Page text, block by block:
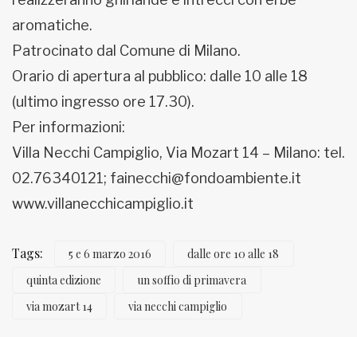
aromatiche.
Patrocinato dal Comune di Milano.
Orario di apertura al pubblico: dalle 10 alle 18
(ultimo ingresso ore 17.30).
Per informazioni:
Villa Necchi Campiglio, Via Mozart 14 – Milano: tel.
02.76340121; fainecchi@fondoambiente.it
www.villanecchicampiglio.it
Tags: 5 e 6 marzo 2016
dalle ore 10 alle 18
quinta edizione
un soffio di primavera
via mozart 14
via necchi campiglio